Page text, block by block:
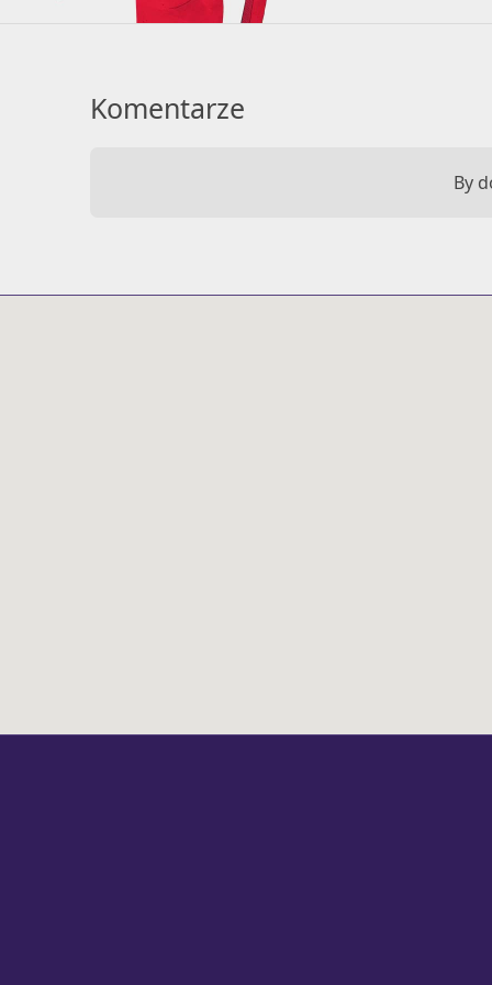
Komentarze
By